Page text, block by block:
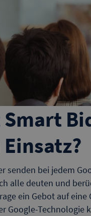
Smart
senden bei jedem
alle deuten und
ein Gebot auf
Google-